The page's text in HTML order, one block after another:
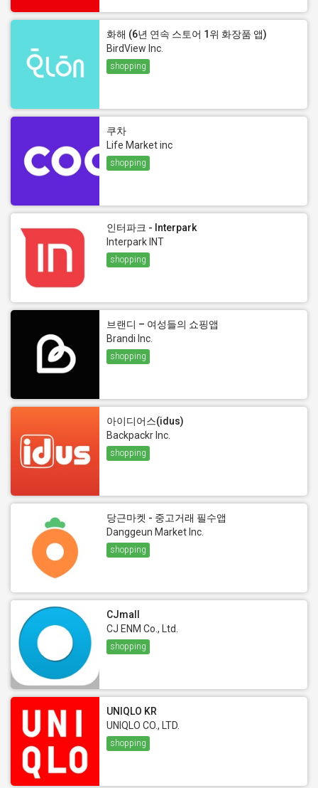
화해 (6년 연속 스토어 1위 화장품 앱)
BirdView Inc.
shopping
쿠차
Life Market inc
shopping
인터파크 - Interpark
Interpark INT
shopping
브랜디 – 여성들의 쇼핑앱
Brandi Inc.
shopping
아이디어스(idus)
Backpackr Inc.
shopping
당근마켓 - 중고거래 필수앱
Danggeun Market Inc.
shopping
CJmall
CJ ENM Co., Ltd.
shopping
UNIQLO KR
UNIQLO CO., LTD.
shopping